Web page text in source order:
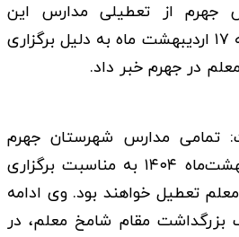
جهرم از تعطیلی مدارس این
شهرستان فردا چهارشنبه ۱۷ اردیبهشت ماه به دلیل برگزاری
در جهرم خبر داد.
تمامی مدارس شهرستان جهرم
فردا چهارشنبه ۱۷ اردیبهشت‌ماه ۱۴۰۴ به مناسبت برگزاری
تعطیل خواهند بود. وی ادامه
بزرگداشت مقام شامخ معلم، در